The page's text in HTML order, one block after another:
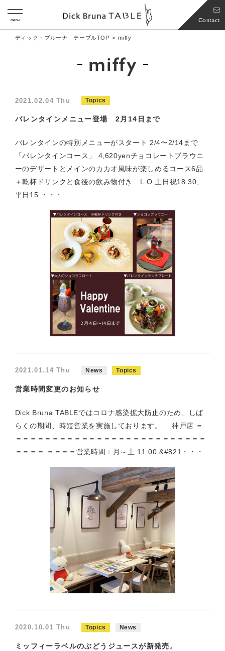
Contact
menu
ディック・ブルーナ テーブルTOP miffy
miffy
2021.02.04 Thu Topics
バレンタインメニュー登場 2月14日まで
バレンタインの特別メニューがスタート 2/4〜2/14まで
「バレンタインコース」 4,620yenチョコレートブラウニ
ーのデザートとメインのカカオ風味が楽しめるコース6品
＋乾杯ドリンクと食後の飲み物付き L.O.土日祝18:30、
平日15:・・・
2021.01.14 Thu News Topics
営業時間変更のお知らせ
Dick Bruna TABLEではコロナ感染拡大防止のため、しば
らくの期間、時短営業を実施しております。 神戸店 ＝
＝＝＝＝＝＝＝＝＝＝＝＝＝＝＝＝＝＝＝＝＝＝＝＝＝＝
＝＝＝＝ ＝＝＝＝営業時間：月～土 11:00 &#821・・・
2020.10.01 Thu Topics News
ミッフィーラベルのぶどうジュースが新発売。